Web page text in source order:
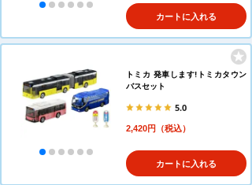
カートに入れる
トミカ 発車します!トミカタウン
バスセット
5.0
2,420円（税込）
カートに入れる